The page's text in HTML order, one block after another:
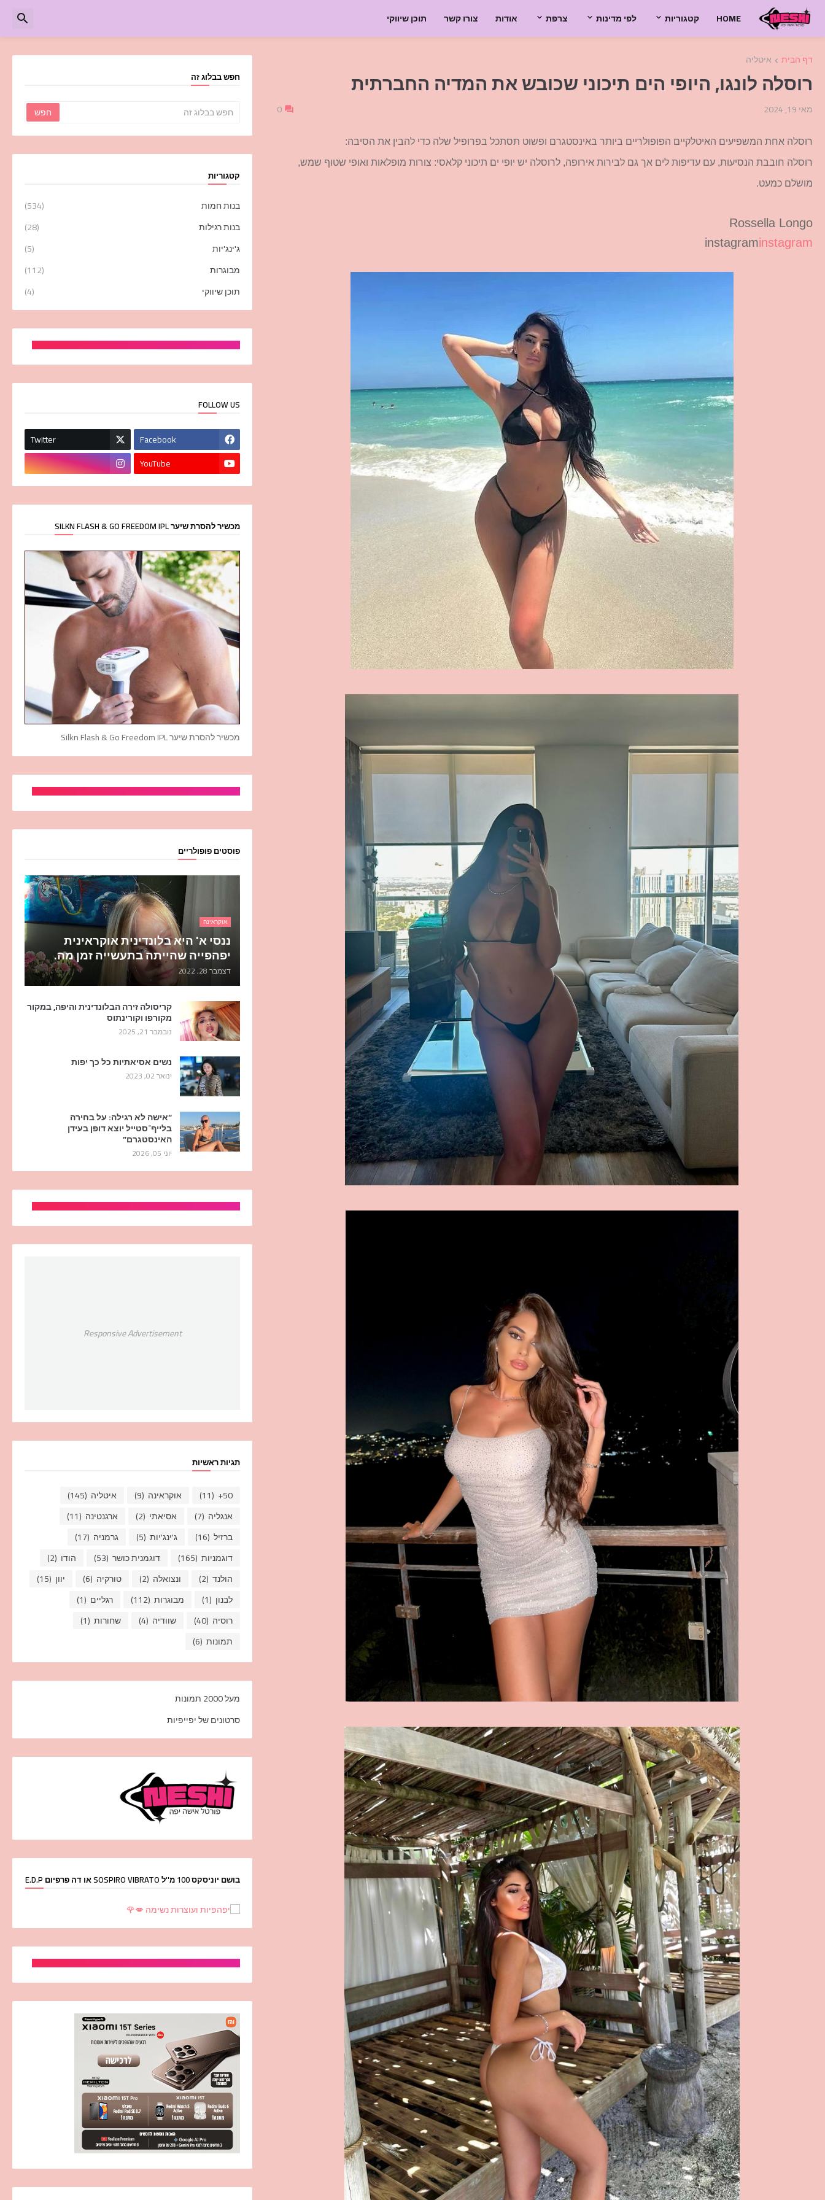
HOME קטגוריות לפי מדינות צרפת אודות צורו קשר תוכן שיווקי
דף הבית איטליה
רוסלה לונגו, היופי הים תיכוני שכובש את המדיה החברתית
מאי 19, 2024 0
רוסלה אחת המשפיעים האיטלקיים הפופולריים ביותר באינסטגרם ופשוט תסתכל בפרופיל שלה כדי להבין את הסיבה:
רוסלה חובבת הנסיעות, עם עדיפות לים אך גם לבירות אירופה, לרוסלה יש יופי ים תיכוני קלאסי: צורות מופלאות ואופי שטוף שמש,
מושלם כמעט.
Rossella Longo
instagraminstagram
חפש בבלוג זה
קטגוריות
בנות חמות
(534)
בנות רגילות
(28)
ג'ינג'יות
(5)
מבוגרות
(112)
תוכן שיווקי
(4)
FOLLOW US
Facebook
Twitter
YouTube
מכשיר להסרת שיער SILKN FLASH & GO FREEDOM IPL
מכשיר להסרת שיער Silkn Flash & Go Freedom IPL
פוסטים פופולריים
אוקראינה
ננסי א' היא בלונדינית אוקראינית
יפהפייה שהייתה בתעשייה זמן מה.
דצמבר 28, 2022
קריסולה זירה הבלונדינית והיפה, במקור
מקורפו וקורינתוס
נובמבר 21, 2025
נשים אסיאתיות כל כך יפות
ינואר 02, 2023
“אישה לא רגילה: על בחירה
בלייף־סטייל יוצא דופן בעידן
האינסטגרם”
יוני 05, 2026
Responsive Advertisement
תגיות ראשיות
50+
(11) אוקראינה (9) איטליה (145)
אנגליה (7) אסיאתי (2) ארגנטינה (11)
ברזיל (16) ג'ינג'יות (5) גרמניה (17)
דוגמניות (165) דוגמנית כושר (53) הודו (2)
הולנד (2) ונצואלה (2) טורקיה (6) יוון (15)
לבנון (1) מבוגרות (112) רגליים (1)
רוסיה (40) שוודיה (4) שחורות (1)
תמונות (6)
מעל 2000 תמונות
סרטונים של יפייפיות
בושם יוניסקס 100 מ''ל SOSPIRO VIBRATO או דה פרפיום E.D.P